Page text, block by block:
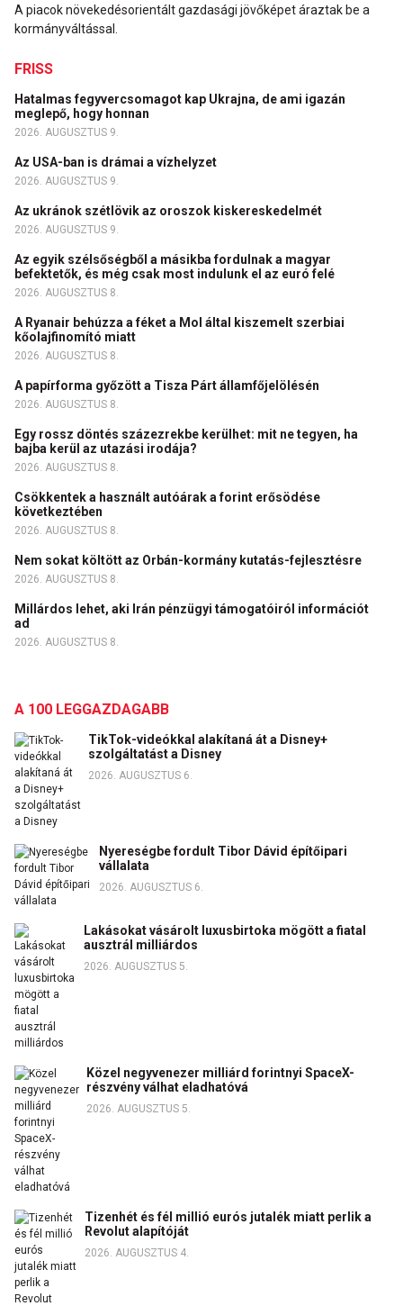
A piacok növekedésorientált gazdasági jövőképet áraztak be a
kormányváltással.
FRISS
Hatalmas fegyvercsomagot kap Ukrajna, de ami igazán
meglepő, hogy honnan
2026. AUGUSZTUS 9.
Az USA-ban is drámai a vízhelyzet
2026. AUGUSZTUS 9.
Az ukránok szétlövik az oroszok kiskereskedelmét
2026. AUGUSZTUS 9.
Az egyik szélsőségből a másikba fordulnak a magyar
befektetők, és még csak most indulunk el az euró felé
2026. AUGUSZTUS 8.
A Ryanair behúzza a féket a Mol által kiszemelt szerbiai
kőolajfinomító miatt
2026. AUGUSZTUS 8.
A papírforma győzött a Tisza Párt államfőjelölésén
2026. AUGUSZTUS 8.
Egy rossz döntés százezrekbe kerülhet: mit ne tegyen, ha
bajba kerül az utazási irodája?
2026. AUGUSZTUS 8.
Csökkentek a használt autóárak a forint erősödése
következtében
2026. AUGUSZTUS 8.
Nem sokat költött az Orbán-kormány kutatás-fejlesztésre
2026. AUGUSZTUS 8.
Millárdos lehet, aki Irán pénzügyi támogatóiról információt
ad
2026. AUGUSZTUS 8.
A 100 LEGGAZDAGABB
TikTok-videókkal alakítaná át a Disney+
szolgáltatást a Disney
2026. AUGUSZTUS 6.
Nyereségbe fordult Tibor Dávid építőipari
vállalata
2026. AUGUSZTUS 6.
Lakásokat vásárolt luxusbirtoka mögött a fiatal
ausztrál milliárdos
2026. AUGUSZTUS 5.
Közel negyvenezer milliárd forintnyi SpaceX-
részvény válhat eladhatóvá
2026. AUGUSZTUS 5.
Tizenhét és fél millió eurós jutalék miatt perlik a
Revolut alapítóját
2026. AUGUSZTUS 4.